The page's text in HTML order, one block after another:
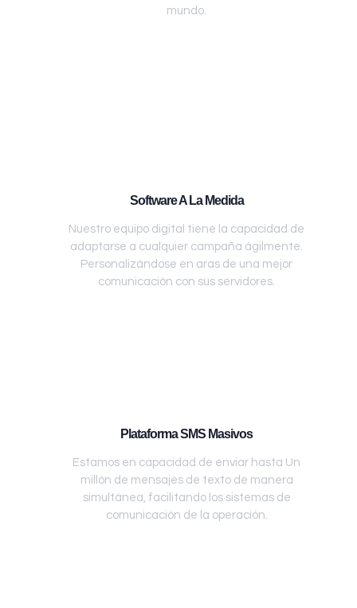
mundo.
Software A La Medida
Nuestro equipo digital tiene la capacidad de
adaptarse a cualquier campaña ágilmente.
Personalizándose en aras de una mejor
comunicación con sus servidores.
Plataforma SMS Masivos
Estamos en capacidad de enviar hasta Un
millón de mensajes de texto de manera
simultánea, facilitando los sistemas de
comunicación de la operación.